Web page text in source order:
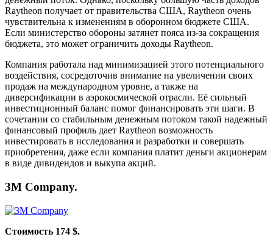
Raytheon получает от правительства США, Raytheon очень
чувствительна к изменениям в оборонном бюджете США.
Если министерство обороны затянет пояса из-за сокращения
бюджета, это может ограничить доходы Raytheon.
Компания работала над минимизацией этого потенциального
воздействия, сосредоточив внимание на увеличении своих
продаж на международном уровне, а также на
диверсификации в аэрокосмической отрасли. Её сильный
инвестиционный баланс помог финансировать эти шаги. В
сочетании со стабильным денежным потоком такой надежный
финансовый профиль дает Raytheon возможность
инвестировать в исследования и разработки и совершать
приобретения, даже если компания платит деньги акционерам
в виде дивидендов и выкупа акций.
3M Company.
Стоимость 174 $.